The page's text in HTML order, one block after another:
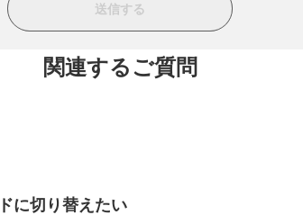
関連するご質問
に切り替えたい